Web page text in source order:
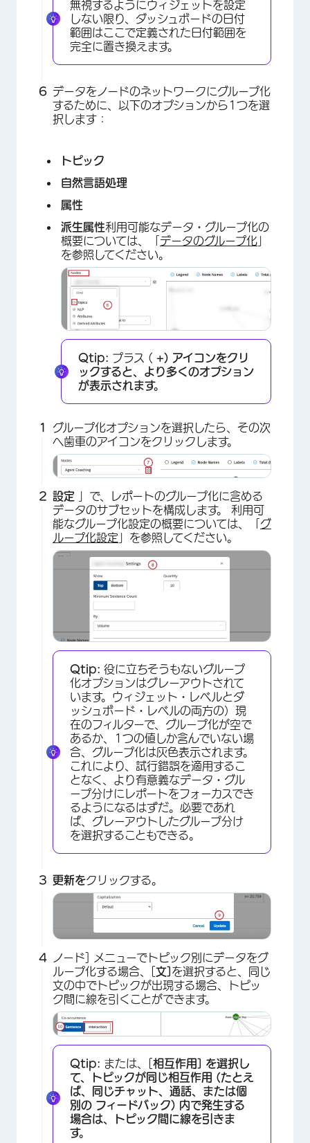
×
×
×
無視するようにウィジェットを設定
しない限り、ダッシュボードの日付
範囲はここで定義された日付範囲を
完全に置き換えます。
データをノードのネットワークにグループ化
するために、以下のオプションから1つを選
択します：
トピック
自然言語処理
属性
派生属性利用可能なデータ・グループ化の
概要については、「 データのグループ化
を参照してください。
×
Qtip: プラス ( +) アイコンをクリ
ックすると、より多くのオプション
が表示されます。
グループ化オプションを選択したら、その次
へ歯車のアイコンをクリックします。
×
設定
」で、レポートのグループ化に含める
データのサブセットを構成します。 利用可
能なグループ化設定の概要については、「 グ
ループ化設定 」を参照してください。
×
Qtip: 役に立ちそうもないグループ
化オプションはグレーアウトされて
います。ウィジェット・レベルとダ
ッシュボード・レベルの両方の）現
在のフィルターで、グループ化が空で
あるか、1つの値しか含んでいない場
合、グループ化は灰色表示されます。
これにより、試行錯誤を適用するこ
となく、より有意義なデータ・グル
ープ分けにレポートをフォーカスでき
るようになるはずだ。必要であれ
ば、グレーアウトしたグループ分け
を選択することもできる。
更新をクリックする。
ノード] メニューでトピック別にデータをグ
ループ化する場合、[ 文]を選択すると、同じ
文の中でトピックが出現する場合、トピッ
ク間に線を引くことができます。
Qtip: または、[ 相互作用] を選択し
て、トピックが同じ相互作用 (たとえ
ば、同じチャット、通話、または個
別の フィードバック) 内で発生する
場合は、トピック間に線を引きま
す。